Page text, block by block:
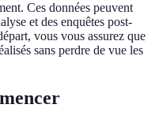
Ces données peuvent
et des enquêtes post-
vous vous assurez que
sans perdre de vue les